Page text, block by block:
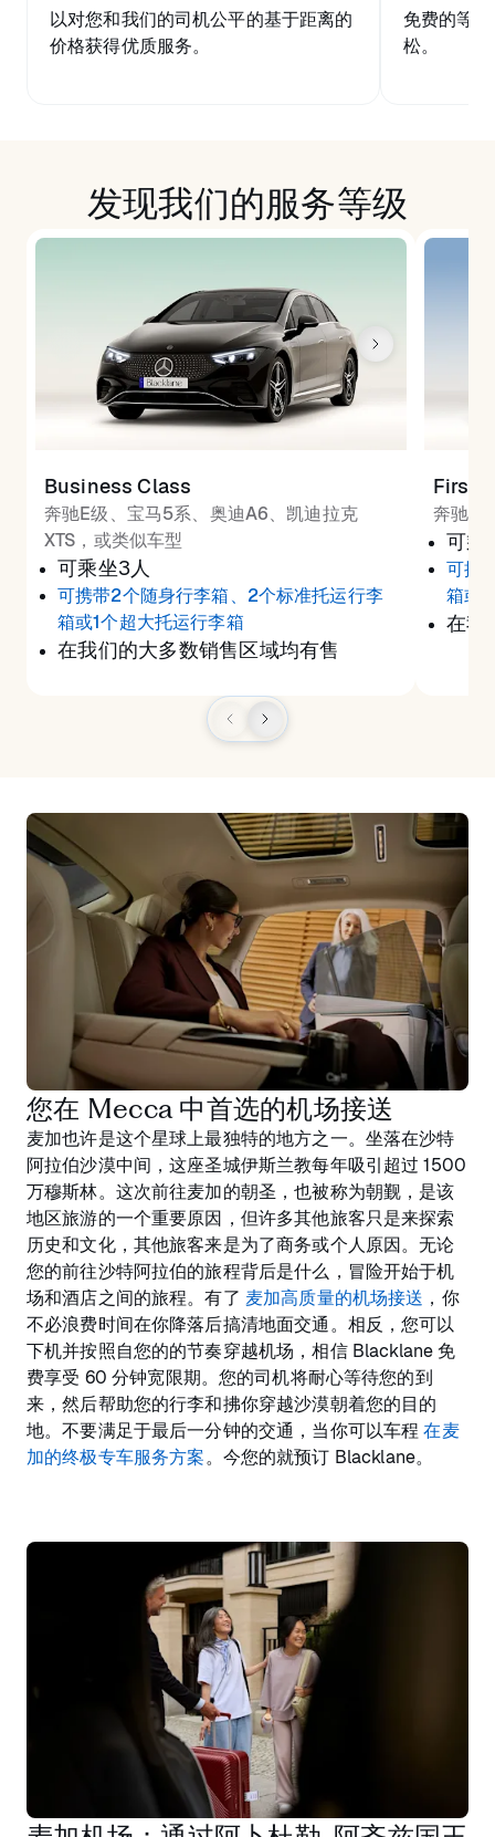
以对您和我们的司机公平的基于距离的
价格获得优质服务。
免费的等
松。
发现我们的服务等级
Business Class
奔驰E级、宝马5系、奥迪A6、凯迪拉克
XTS，或类似车型
可乘坐3人
可携带2个随身行李箱、2个标准托运行李
箱或1个超大托运行李箱
在我们的大多数销售区域均有售
First
奔驰S
可乘
可携
箱或
在我
您在 Mecca 中首选的机场接送
麦加也许是这个星球上最独特的地方之一。坐落在沙特
阿拉伯沙漠中间，这座圣城伊斯兰教每年吸引超过 1500
万穆斯林。这次前往麦加的朝圣，也被称为朝觐，是该
地区旅游的一个重要原因，但许多其他旅客只是来探索
历史和文化，其他旅客来是为了商务或个人原因。无论
您的前往沙特阿拉伯的旅程背后是什么，冒险开始于机
场和酒店之间的旅程。有了 麦加高质量的机场接送 ，你
不必浪费时间在你降落后搞清地面交通。相反，您可以
下机并按照自您的的节奏穿越机场，相信 Blacklane 免
费享受 60 分钟宽限期。您的司机将耐心等待您的到
来，然后帮助您的行李和拂你穿越沙漠朝着您的目的
地。不要满足于最后一分钟的交通，当你可以车程在麦
加的终极专车服务方案。今您的就预订 Blacklane。